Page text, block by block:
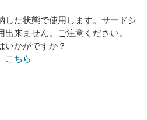
た状態で使用します。サードシ
来ません。ご注意ください。
かがですか？
こちら